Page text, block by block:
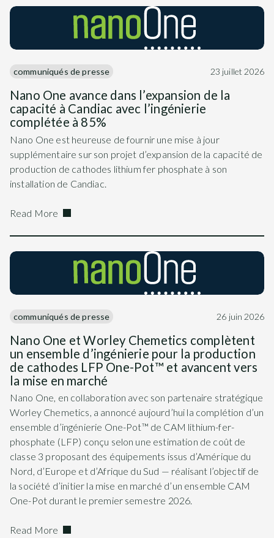
communiqués de presse 23 juillet 2026
Nano One avance dans l’expansion de la
capacité à Candiac avec l’ingénierie
complétée à 85%
Nano One est heureuse de fournir une mise à jour
supplémentaire sur son projet d’expansion de la capacité de
production de cathodes lithium fer phosphate à son
installation de Candiac.
Read More
communiqués de presse 26 juin 2026
Nano One et Worley Chemetics complètent
un ensemble d’ingénierie pour la production
de cathodes LFP One-Pot™ et avancent vers
la mise en marché
Nano One, en collaboration avec son partenaire stratégique
Worley Chemetics, a annoncé aujourd’hui la complétion d’un
ensemble d’ingénierie One-Pot™ de CAM lithium-fer-
phosphate (LFP) conçu selon une estimation de coût de
classe 3 proposant des équipements issus d’Amérique du
Nord, d’Europe et d’Afrique du Sud — réalisant l’objectif de
la société d’initier la mise en marché d’un ensemble CAM
One-Pot durant le premier semestre 2026.
Read More